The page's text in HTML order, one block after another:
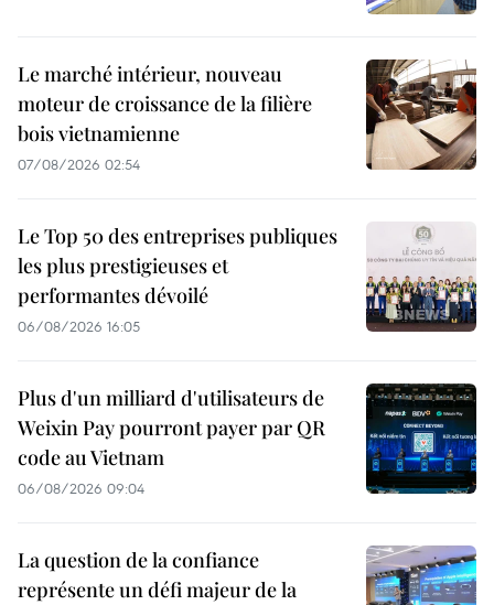
Le marché intérieur, nouveau
moteur de croissance de la filière
bois vietnamienne
07/08/2026 02:54
Le Top 50 des entreprises publiques
les plus prestigieuses et
performantes dévoilé
06/08/2026 16:05
Plus d'un milliard d'utilisateurs de
Weixin Pay pourront payer par QR
code au Vietnam
06/08/2026 09:04
La question de la confiance
représente un défi majeur de la